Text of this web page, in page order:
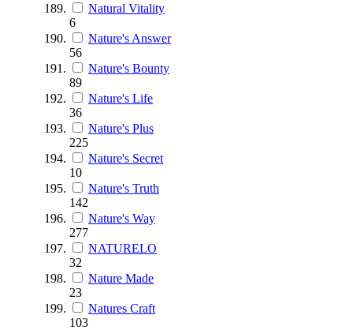
Natural Vitality
6
Nature's Answer
56
Nature's Bounty
89
Nature's Life
36
Nature's Plus
225
Nature's Secret
10
Nature's Truth
142
Nature's Way
277
NATURELO
32
Nature Made
23
Natures Craft
103